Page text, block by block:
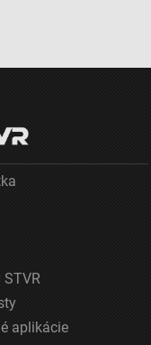
vyžiadaných
STVR
aplikácie